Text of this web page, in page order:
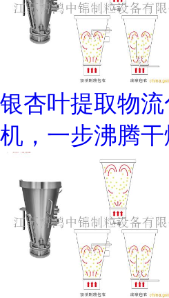
银杏叶提取物
机，一步沸腾